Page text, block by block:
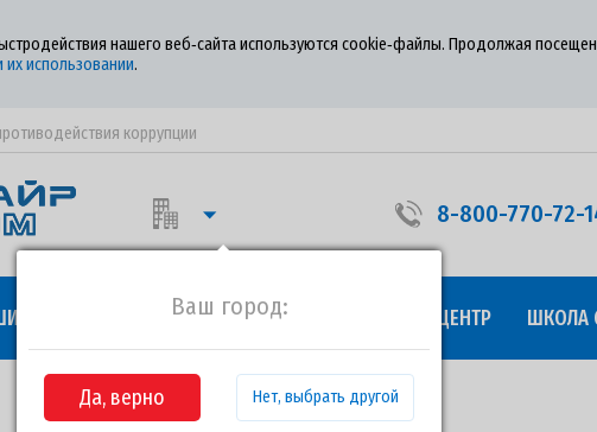
нашего веб‑сайта используются cookie‑файлы. Продолжая
использовании.
коррупции
Ваш город:
Да, верно Нет, выбрать другой
8-800-770-72-
СОТРУДНИЧЕСТВО ПРЕСС-ЦЕНТР ШКОЛА